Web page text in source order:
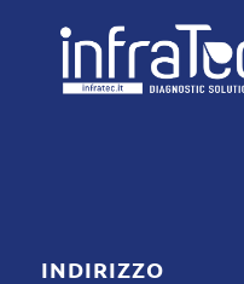
INDIRIZZO